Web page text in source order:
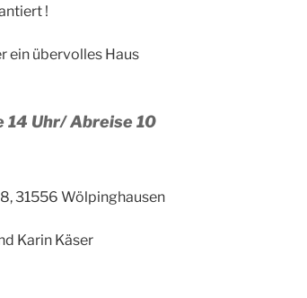
!
ein übervolles Haus
Uhr/ Abreise 10
31556 Wölpinghausen
Karin Käser